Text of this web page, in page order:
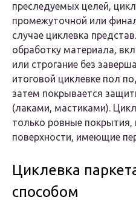
преследуемых целей,
промежуточной или
случае циклевка
обработку материала,
или строгание без
итоговой циклевке пол
затем покрывается
(лаками, мастиками).
только ровные
поверхности, имеющие
Циклевка
способом